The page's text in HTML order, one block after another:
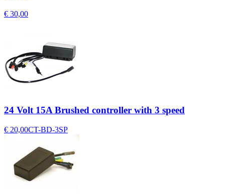
€ 30,00
24 Volt 15A Brushed controller with 3 speed
€ 20,00CT-BD-3SP